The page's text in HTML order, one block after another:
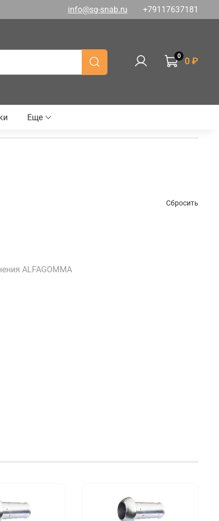
info@sg-snab.ru +79117637181
0 0 ₽
Еще
Сбросить
ALFAGOMMA